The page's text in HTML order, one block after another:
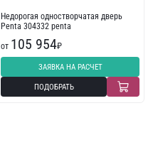
Недорогая одностворчатая дверь
Penta 304332 penta
от 105 954₽
ЗАЯВКА НА РАСЧЕТ
ПОДОБРАТЬ